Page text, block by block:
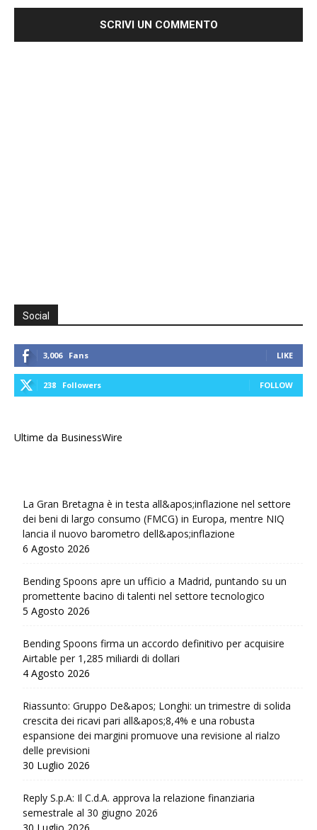
Social
3,006 Fans LIKE
238 Followers FOLLOW
Ultime da BusinessWire
La Gran Bretagna è in testa all&apos;inflazione nel settore
dei beni di largo consumo (FMCG) in Europa, mentre NIQ
lancia il nuovo barometro dell&apos;inflazione
6 Agosto 2026
Bending Spoons apre un ufficio a Madrid, puntando su un
promettente bacino di talenti nel settore tecnologico
5 Agosto 2026
Bending Spoons firma un accordo definitivo per acquisire
Airtable per 1,285 miliardi di dollari
4 Agosto 2026
Riassunto: Gruppo De&apos; Longhi: un trimestre di solida
crescita dei ricavi pari all&apos;8,4% e una robusta
espansione dei margini promuove una revisione al rialzo
delle previsioni
30 Luglio 2026
Reply S.p.A: Il C.d.A. approva la relazione finanziaria
semestrale al 30 giugno 2026